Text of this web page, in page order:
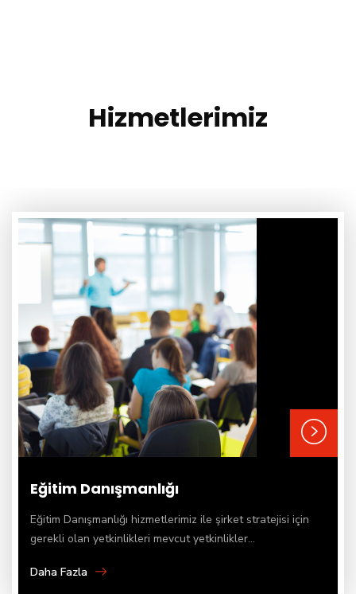
Hizmetlerimiz
Eğitim Danışmanlığı
Eğitim Danışmanlığı hizmetlerimiz ile şirket stratejisi için
gerekli olan yetkinlikleri mevcut yetkinlikler...
Daha Fazla